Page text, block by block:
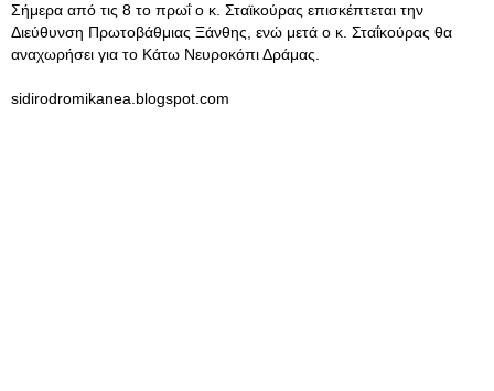
Σήμερα από τις 8 το πρωΐ ο κ. Σταϊκούρας επισκέπτεται την
Διεύθυνση Πρωτοβάθμιας Ξάνθης, ενώ μετά ο κ. Σταΐκούρας θα
αναχωρήσει για το Κάτω Νευροκόπι Δράμας.
sidirodromikanea.blogspot.com